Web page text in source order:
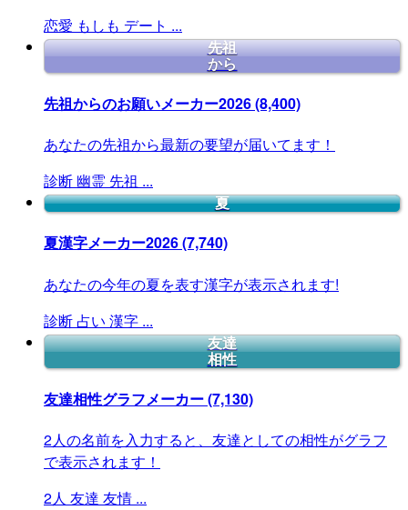
恋愛 もしも デート ...
先祖
から
先祖からのお願いメーカー2026(8,400)
あなたの先祖から最新の要望が届いてます！
診断 幽霊 先祖 ...
夏
夏漢字メーカー2026(7,740)
あなたの今年の夏を表す漢字が表示されます!
診断 占い 漢字 ...
友達
相性
友達相性グラフメーカー(7,130)
2人の名前を入力すると、友達としての相性がグラフ
で表示されます！
2人 友達 友情 ...